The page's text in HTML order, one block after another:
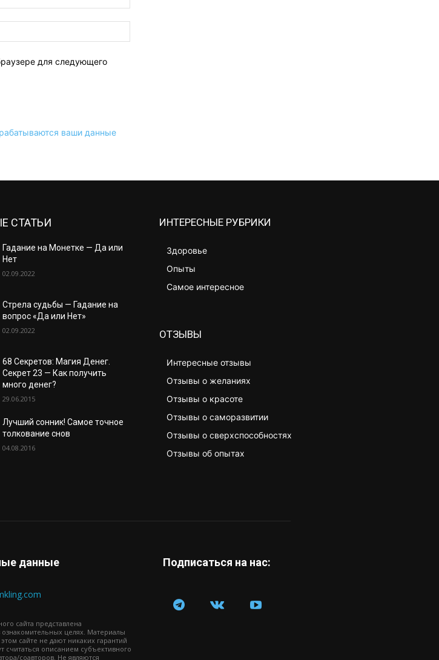
почта:
для следующего
ваши данные
СТАТЬИ
Гадание на Монетке — Да или
Нет
02.09.2022
Стрела судьбы — Гадание на
вопрос «Да или Нет»
02.09.2022
68 Секретов: Магия Денег.
Секрет 23 — Как получить
много денег?
29.06.2015
Лучший сонник! Самое точное
толкование снов
04.08.2016
ИНТЕРЕСНЫЕ РУБРИКИ
Здоровье
Опыты
Самое интересное
ОТЗЫВЫ
Интересные отзывы
Отзывы о желаниях
Отзывы о красоте
Отзывы о саморазвитии
Отзывы о сверхспособностях
Отзывы об опытах
данные
сайта представлена
целях. Материалы
сайте не дают никаких гарантий
считаться описанием субъективного
соавторов. Не являются
Подписаться на нас: